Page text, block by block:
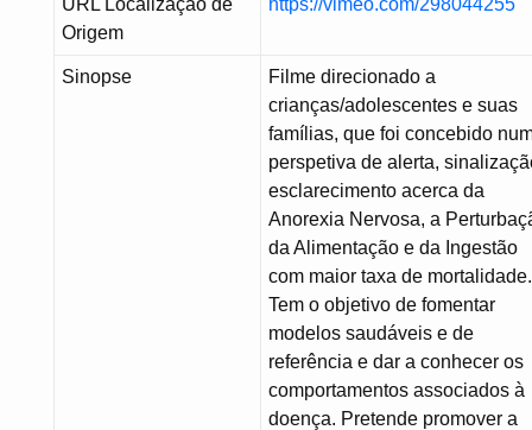
Origem
Sinopse
Filme direcionado a
crianças/adolescentes e suas
famílias, que foi concebido
perspetiva de alerta,
esclarecimento acerca da
Anorexia Nervosa, a
da Alimentação e da Ingestão
com maior taxa de mortalidade.
Tem o objetivo de fomentar
modelos saudáveis e de
referência e dar a conhecer os
comportamentos associados à
doença. Pretende promover a